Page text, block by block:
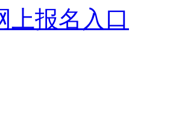
上报名入口